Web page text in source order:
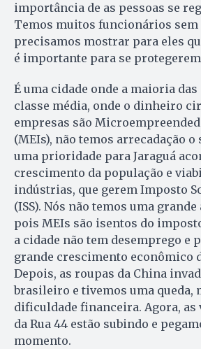
importância de as pessoas se
Temos muitos funcionários sem
precisamos mostrar para eles
é importante para se
É uma cidade onde a maioria das
classe média, onde o dinheiro
empresas são
(MEIs), não temos arrecadação
uma prioridade para Jaraguá
crescimento da população e
indústrias, que gerem Imposto
(ISS). Nós não temos uma
pois MEIs são isentos do
a cidade não tem desemprego e
grande crescimento econômico
Depois, as roupas da China
brasileiro e tivemos uma queda,
dificuldade financeira. Agora, as
da Rua 44 estão subindo e
momento.